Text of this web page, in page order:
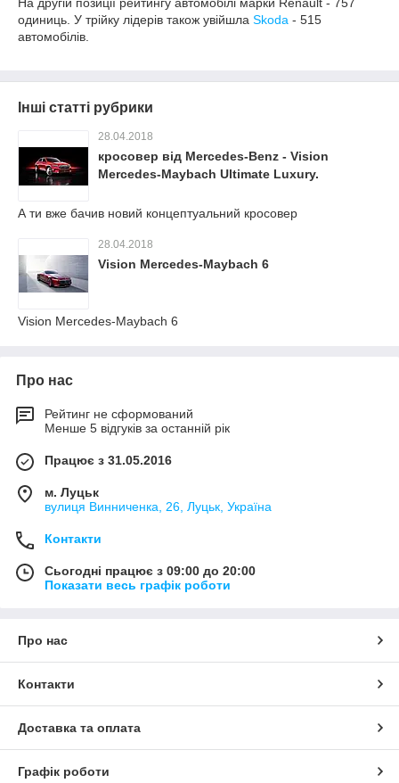
одиниць. У трійку лідерів також увійшла Skoda - 515
автомобілів.
Інші статті рубрики
28.04.2018
кросовер від Mercedes-Benz - Vision
Mercedes-Maybach Ultimate Luxury.
А ти вже бачив новий концептуальний кросовер
28.04.2018
Vision Mercedes-Maybach 6
Vision Mercedes-Maybach 6
Про нас
Рейтинг не сформований
Менше 5 відгуків за останній рік
Працює з 31.05.2016
м. Луцьк
вулиця Винниченка, 26, Луцьк, Україна
Контакти
Сьогодні працює з 09:00 до 20:00
Показати весь графік роботи
Про нас
Контакти
Доставка та оплата
Графік роботи